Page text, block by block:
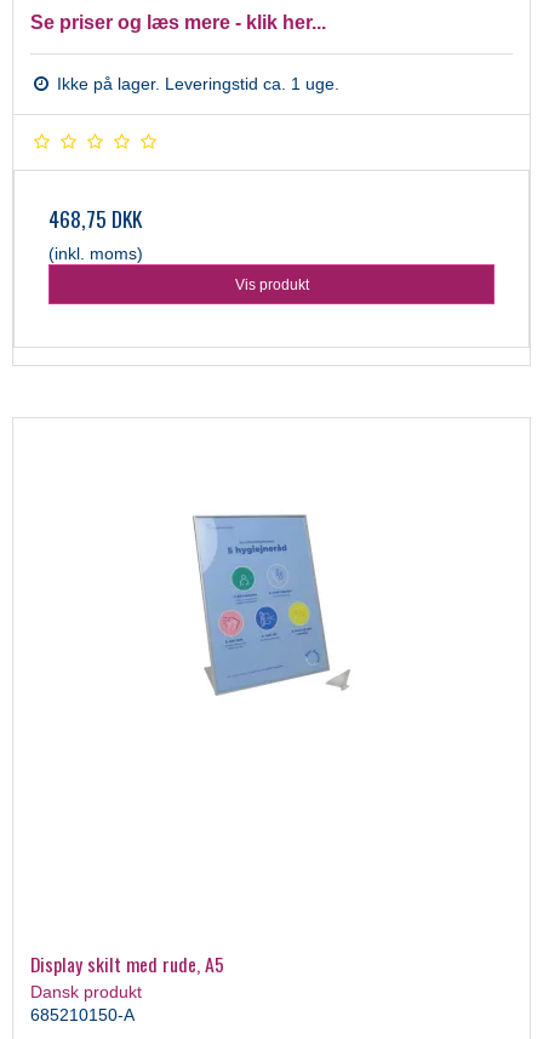
Se priser og læs mere - klik her...
Ikke på lager. Leveringstid ca. 1 uge.
468,75 DKK
(inkl. moms)
Vis produkt
Display skilt med rude, A5
Dansk produkt
685210150-A